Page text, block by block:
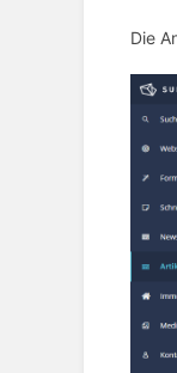
Die